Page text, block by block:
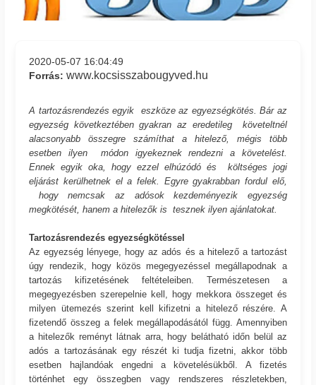
2020-05-07 16:04:49
Forrás:www.kocsisszabougyved.hu
A tartozásrendezés egyik eszköze az egyezségkötés. Bár az
egyezség következtében gyakran az eredetileg követeltnél
alacsonyabb összegre számíthat a hitelező, mégis több
esetben ilyen módon igyekeznek rendezni a követelést.
Ennek egyik oka, hogy ezzel elhúzódó és költséges jogi
eljárást kerülhetnek el a felek. Egyre gyakrabban fordul elő,
hogy nemcsak az adósok kezdeményezik egyezség
megkötését, hanem a hitelezők is tesznek ilyen ajánlatokat.
Tartozásrendezés egyezségkötéssel
Az egyezség lényege, hogy az adós és a hitelező a tartozást
úgy rendezik, hogy közös megegyezéssel megállapodnak a
tartozás kifizetésének feltételeiben. Természetesen a
megegyezésben szerepelnie kell, hogy mekkora összeget és
milyen ütemezés szerint kell kifizetni a hitelező részére. A
fizetendő összeg a felek megállapodásától függ. Amennyiben
a hitelezők reményt látnak arra, hogy belátható időn belül az
adós a tartozásának egy részét ki tudja fizetni, akkor több
esetben hajlandóak engedni a követelésükből.
A fizetés
történhet egy összegben vagy rendszeres részletekben,